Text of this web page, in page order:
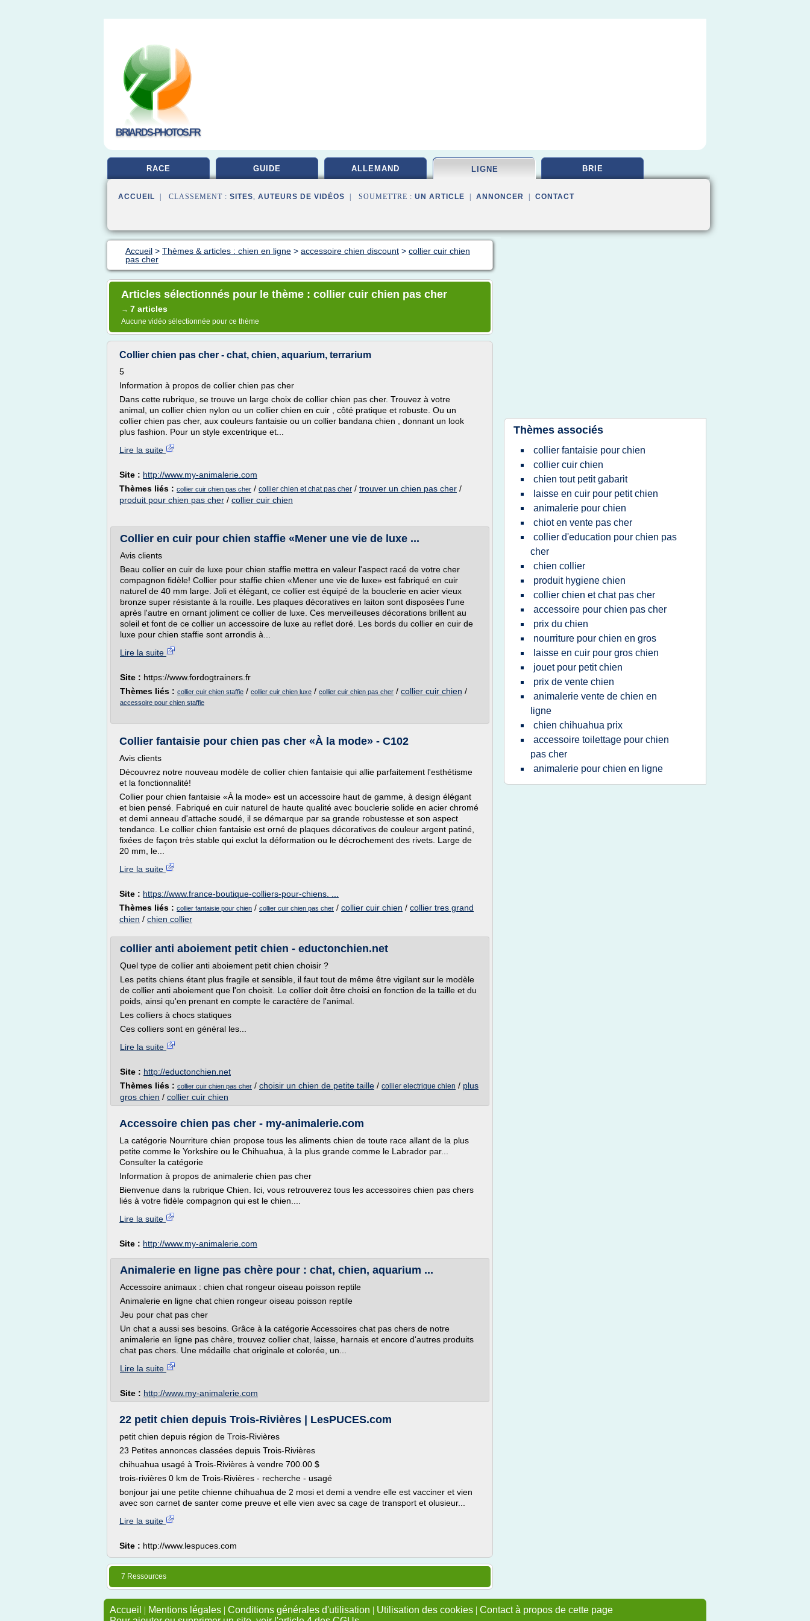
BRIARDS-PHOTOS.FR
RACE GUIDE ALLEMAND LIGNE BRIE
ACCUEIL | CLASSEMENT : SITES, AUTEURS DE VIDÉOS | SOUMETTRE : UN ARTICLE ANNONCER CONTACT
Accueil > Thèmes & articles : chien en ligne > accessoire chien discount > collier cuir chien
pas cher
Articles sélectionnés pour le thème : collier cuir chien pas cher
→ 7 articles
Aucune vidéo sélectionnée pour ce thème
Collier chien pas cher - chat, chien, aquarium, terrarium
5
Information à propos de collier chien pas cher
Dans cette rubrique, se trouve un large choix de collier chien pas cher. Trouvez à votre
animal, un collier chien nylon ou un collier chien en cuir , côté pratique et robuste. Ou un
collier chien pas cher, aux couleurs fantaisie ou un collier bandana chien , donnant un look
plus fashion. Pour un style excentrique et...
Lire la suite
Site : http://www.my-animalerie.com
Thèmes liés : collier cuir chien pas cher / collier chien et chat pas cher / trouver un chien pas cher /
produit pour chien pas cher / collier cuir chien
Collier en cuir pour chien staffie «Mener une vie de luxe ...
Avis clients
Beau collier en cuir de luxe pour chien staffie mettra en valeur l'aspect racé de votre cher
compagnon fidèle! Collier pour staffie chien «Mener une vie de luxe» est fabriqué en cuir
naturel de 40 mm large. Joli et élégant, ce collier est équipé de la bouclerie en acier vieux
bronze super résistante à la rouille. Les plaques décoratives en laiton sont disposées l'une
après l'autre en ornant joliment ce collier de luxe. Ces merveilleuses décorations brillent au
soleil et font de ce collier un accessoire de luxe au reflet doré. Les bords du collier en cuir de
luxe pour chien staffie sont arrondis à...
Lire la suite
Site : https://www.fordogtrainers.fr
Thèmes liés : collier cuir chien staffie / collier cuir chien luxe / collier cuir chien pas cher / collier cuir chien /
accessoire pour chien staffie
Collier fantaisie pour chien pas cher «À la mode» - C102
Avis clients
Découvrez notre nouveau modèle de collier chien fantaisie qui allie parfaitement l'esthétisme
et la fonctionnalité!
Collier pour chien fantaisie «À la mode» est un accessoire haut de gamme, à design élégant
et bien pensé. Fabriqué en cuir naturel de haute qualité avec bouclerie solide en acier chromé
et demi anneau d'attache soudé, il se démarque par sa grande robustesse et son aspect
tendance. Le collier chien fantaisie est orné de plaques décoratives de couleur argent patiné,
fixées de façon très stable qui exclut la déformation ou le décrochement des rivets. Large de
20 mm, le...
Lire la suite
Site : https://www.france-boutique-colliers-pour-chiens. ...
Thèmes liés : collier fantaisie pour chien / collier cuir chien pas cher / collier cuir chien / collier tres grand
chien / chien collier
collier anti aboiement petit chien - eductonchien.net
Quel type de collier anti aboiement petit chien choisir ?
Les petits chiens étant plus fragile et sensible, il faut tout de même être vigilant sur le modèle
de collier anti aboiement que l'on choisit. Le collier doit être choisi en fonction de la taille et du
poids, ainsi qu'en prenant en compte le caractère de l'animal.
Les colliers à chocs statiques
Ces colliers sont en général les...
Lire la suite
Site : http://eductonchien.net
Thèmes liés : collier cuir chien pas cher / choisir un chien de petite taille / collier electrique chien / plus
gros chien / collier cuir chien
Accessoire chien pas cher - my-animalerie.com
La catégorie Nourriture chien propose tous les aliments chien de toute race allant de la plus
petite comme le Yorkshire ou le Chihuahua, à la plus grande comme le Labrador par...
Consulter la catégorie
Information à propos de animalerie chien pas cher
Bienvenue dans la rubrique Chien. Ici, vous retrouverez tous les accessoires chien pas chers
liés à votre fidèle compagnon qui est le chien....
Lire la suite
Site : http://www.my-animalerie.com
Animalerie en ligne pas chère pour : chat, chien, aquarium ...
Accessoire animaux : chien chat rongeur oiseau poisson reptile
Animalerie en ligne chat chien rongeur oiseau poisson reptile
Jeu pour chat pas cher
Un chat a aussi ses besoins. Grâce à la catégorie Accessoires chat pas chers de notre
animalerie en ligne pas chère, trouvez collier chat, laisse, harnais et encore d'autres produits
chat pas chers. Une médaille chat originale et colorée, un...
Lire la suite
Site : http://www.my-animalerie.com
22 petit chien depuis Trois-Rivières | LesPUCES.com
petit chien depuis région de Trois-Rivières
23 Petites annonces classées depuis Trois-Rivières
chihuahua usagé à Trois-Rivières à vendre 700.00 $
trois-rivières 0 km de Trois-Rivières - recherche - usagé
bonjour jai une petite chienne chihuahua de 2 mosi et demi a vendre elle est vacciner et vien
avec son carnet de santer come preuve et elle vien avec sa cage de transport et olusieur...
Lire la suite
Site : http://www.lespuces.com
7 Ressources
Thèmes associés
collier fantaisie pour chien
collier cuir chien
chien tout petit gabarit
laisse en cuir pour petit chien
animalerie pour chien
chiot en vente pas cher
collier d'education pour chien pas
cher
chien collier
produit hygiene chien
collier chien et chat pas cher
accessoire pour chien pas cher
prix du chien
nourriture pour chien en gros
laisse en cuir pour gros chien
jouet pour petit chien
prix de vente chien
animalerie vente de chien en
ligne
chien chihuahua prix
accessoire toilettage pour chien
pas cher
animalerie pour chien en ligne
Accueil | Mentions légales | Conditions générales d'utilisation | Utilisation des cookies | Contact à propos de cette page